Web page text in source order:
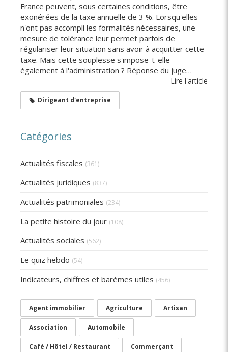
France peuvent, sous certaines conditions, être
exonérées de la taxe annuelle de 3 %. Lorsqu'elles
n'ont pas accompli les formalités nécessaires, une
mesure de tolérance leur permet parfois de
régulariser leur situation sans avoir à acquitter cette
taxe. Mais cette souplesse s'impose-t-elle
également à l'administration ? Réponse du juge…
Lire l'article
Dirigeant d'entreprise
Catégories
Actualités fiscales (361)
Actualités juridiques (837)
Actualités patrimoniales (234)
La petite histoire du jour (108)
Actualités sociales (562)
Le quiz hebdo (54)
Indicateurs, chiffres et barèmes utiles (456)
Agent immobilier Agriculture Artisan
Association Automobile
Café / Hôtel / Restaurant Commerçant